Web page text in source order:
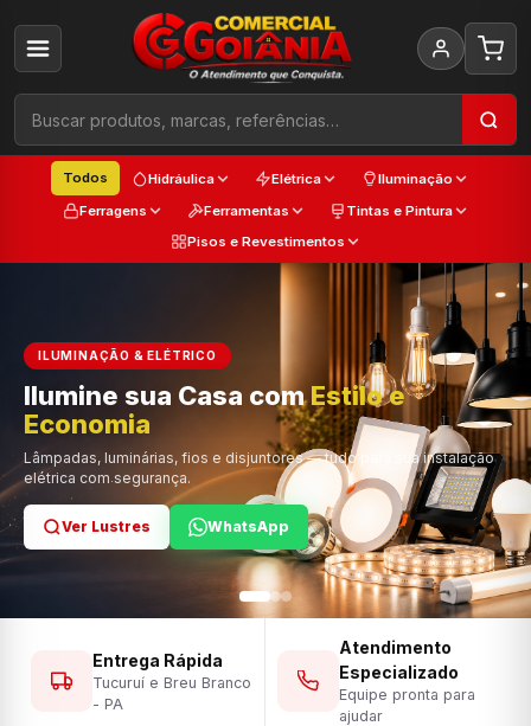
Todos Hidráulica Elétrica
Iluminação
Ferragens
Ferramentas
Tintas e Pintura
Pisos e Revestimentos
ILUMINAÇÃO & ELÉTRICO
Ilumine sua Casa comEstilo e
Economia
Lâmpadas, luminárias, fios e disjuntores — tudo para sua instalação
elétrica com segurança.
Ver Lustres WhatsApp
Cada
Trabalho
Ver Ferramentas WhatsApp
Cor e Qualidade
Ver Tintas WhatsApp
Entrega Rápida
Tucuruí e Breu Branco
- PA
Atendimento
Especializado
Equipe pronta para
ajudar